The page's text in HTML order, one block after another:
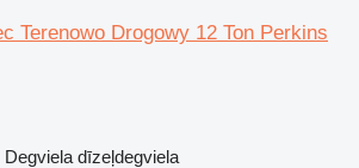
Terenowo Drogowy 12 Ton Perkins
Degviela dīzeļdegviela